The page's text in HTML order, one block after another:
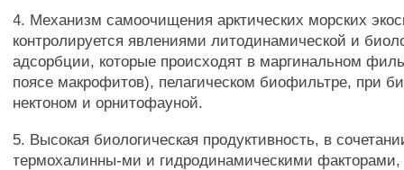
4. Механизм самоочищения арктических морских
контролируется явлениями литодинамической и
адсорбции, которые происходят в маргинальном
поясе макрофитов), пелагическом биофильтре, при
нектоном и орнитофауной.
5. Высокая биологическая продуктивность, в
термохалинны-ми и гидродинамическими факторами,